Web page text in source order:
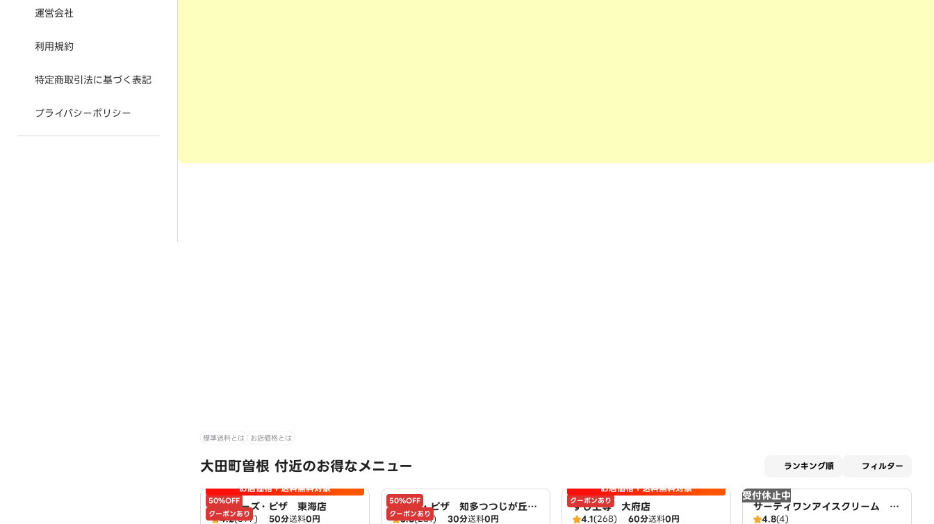
運営会社
利用規約
特定商取引法に基づく表記
プライバシーポリシー
標準送料とは お店価格とは
大田町曽根 付近のお得なメニュー ランキング順 フィルター
50%OFF
クーポンあり
お店価格＋送料無料対象
アオキーズ・ピザ 東海店
4.2(397) 50分送料0円
50%OFF
クーポンあり
ドミノ・ピザ 知多つつじが丘
店 Domino's
3.8(281) 30分送料0円
クーポンあり
お店価格＋送料無料対象
すし上等 大府店
4.1(268) 60分送料0円
受付休止中
サーティワンアイスクリーム ア
ピタ東海荒尾店
4.8(4)